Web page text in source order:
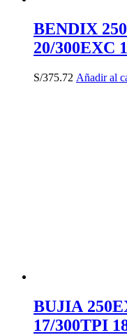
BENDIX
20/300EXC
S/375.72 Añadir al
BUJIA
17/300TPI